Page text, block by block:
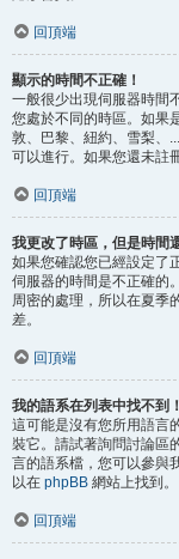
回頂端
顯示的時間不正確！
一般很少出現伺服器時間
您處於不同的時區。如果
敦、巴黎、紐約、雪梨、
可以進行。如果您還未註
回頂端
我更改了時區，但是時間
如果您確認您已經設定了
伺服器的時間是不正確的
周密的處理，所以在夏季
差。
回頂端
我的語系在列表中找不到！
這可能是沒有您所用語言
裝它。請試著詢問討論區
言的語系檔，您可以參與
以在 phpBB 網站上找到。
回頂端